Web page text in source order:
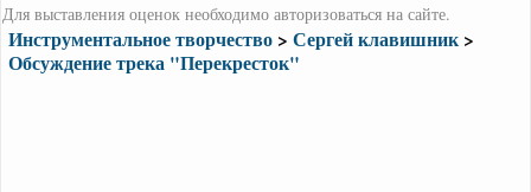
Для выставления оценок необходимо авторизоваться на сайте.
Инструментальное творчество > Сергей клавишник>
Обсуждение трека "Перекресток"